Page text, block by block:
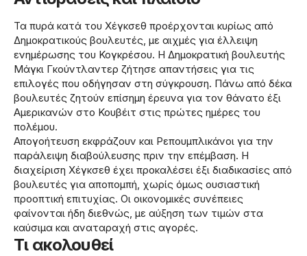
Τα πυρά κατά του Χέγκσεθ προέρχονται κυρίως από
Δημοκρατικούς βουλευτές, με αιχμές για έλλειψη
ενημέρωσης του Κογκρέσου. Η Δημοκρατική βουλευτής
Μάγκι Γκούντλαντερ ζήτησε απαντήσεις για τις
επιλογές που οδήγησαν στη σύγκρουση. Πάνω από δέκα
βουλευτές ζητούν επίσημη έρευνα για τον θάνατο έξι
Αμερικανών στο Κουβέιτ στις πρώτες ημέρες του
πολέμου.
Απογοήτευση εκφράζουν και Ρεπουμπλικάνοι για την
παράλειψη διαβούλευσης πριν την επέμβαση. Η
διαχείριση Χέγκσεθ έχει προκαλέσει έξι διαδικασίες από
βουλευτές για αποπομπή, χωρίς όμως ουσιαστική
προοπτική επιτυχίας. Οι οικονομικές συνέπειες
φαίνονται ήδη διεθνώς, με αύξηση των τιμών στα
καύσιμα και αναταραχή στις αγορές.
Τι ακολουθεί